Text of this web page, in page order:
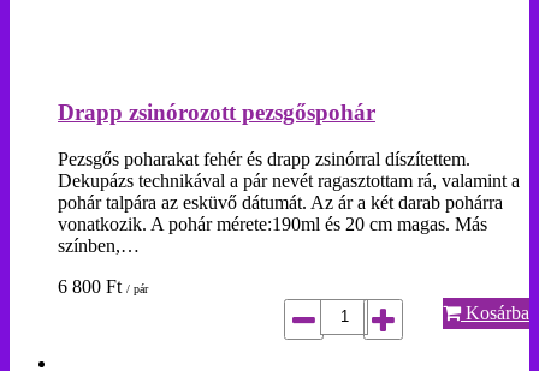
Drapp zsinórozott pezsgőspohár
Pezsgős poharakat fehér és drapp zsinórral díszítettem.
Dekupázs technikával a pár nevét ragasztottam rá, valamint a
pohár talpára az esküvő dátumát. Az ár a két darab pohárra
vonatkozik. A pohár mérete:190ml és 20 cm magas. Más
színben,…
6 800 Ft / pár
Kosárba